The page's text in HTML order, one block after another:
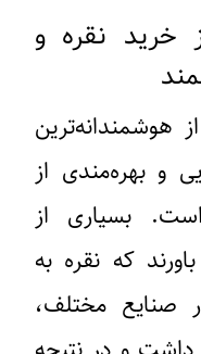
خرید نقره و
هوشمندانه‌ترین
و بهره‌مندی از
بسیاری از
که نقره به
صنایع مختلف،